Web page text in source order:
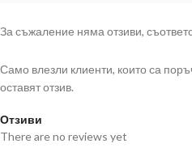
За съжаление няма отзиви,
Отзиви
There are no reviews yet
Само влезли клиенти, които са
оставят отзив.